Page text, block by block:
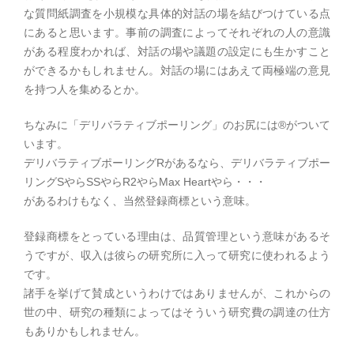
な質問紙調査を小規模な具体的対話の場を結びつけている点
にあると思います。事前の調査によってそれぞれの人の意識
がある程度わかれば、対話の場や議題の設定にも生かすこと
ができるかもしれません。対話の場にはあえて両極端の意見
を持つ人を集めるとか。
ちなみに「デリバラティブポーリング」のお尻には®がついて
います。
デリバラティブポーリングRがあるなら、デリバラティブポー
リングSやらSSやらR2やらMax Heartやら・・・
があるわけもなく、当然登録商標という意味。
登録商標をとっている理由は、品質管理という意味があるそ
うですが、収入は彼らの研究所に入って研究に使われるよう
です。
諸手を挙げて賛成というわけではありませんが、これからの
世の中、研究の種類によってはそういう研究費の調達の仕方
もありかもしれません。